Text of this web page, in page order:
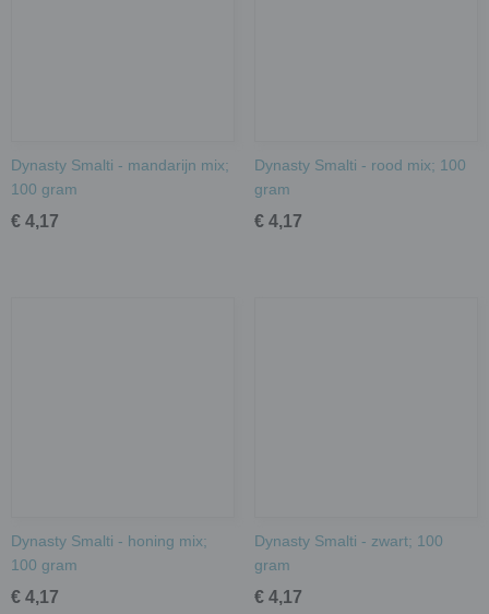
Dynasty Smalti - mandarijn mix;
100 gram
€ 4,17
Dynasty Smalti - rood mix; 100
gram
€ 4,17
Dynasty Smalti - honing mix;
100 gram
€ 4,17
Dynasty Smalti - zwart; 100
gram
€ 4,17